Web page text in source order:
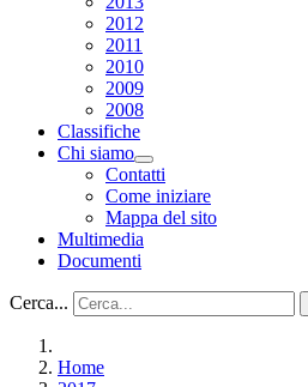
2012
2011
2010
2009
2008
Classifiche
Chi siamo
Contatti
Come iniziare
Mappa del sito
Multimedia
Documenti
Cerca...
Home